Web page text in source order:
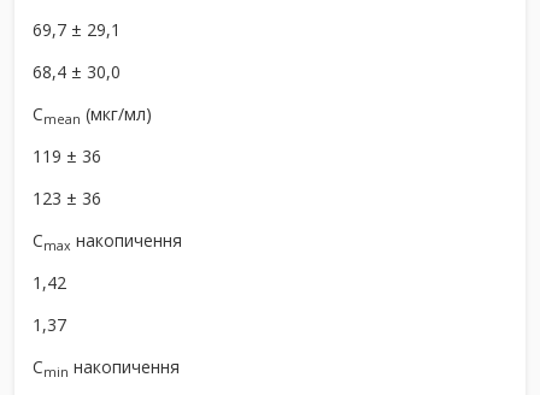
69,7 ± 29,1
68,4 ± 30,0
Cmean (мкг/мл)
119 ± 36
123 ± 36
Cmax накопичення
1,42
1,37
Cmin накопичення